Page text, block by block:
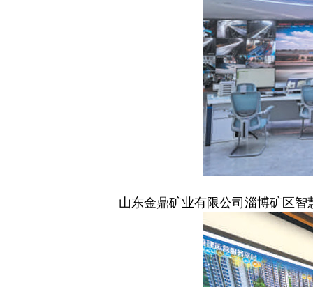
山东金鼎矿业有限公司淄博矿区